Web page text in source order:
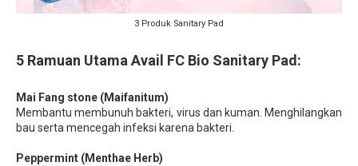
3 Produk Sanitary Pad
5 Ramuan Utama Avail FC Bio Sanitary Pad:
Mai Fang stone (Maifanitum)
Membantu membunuh bakteri, virus dan kuman. Menghilangkan
bau serta mencegah infeksi karena bakteri.
Peppermint (Menthae Herb)